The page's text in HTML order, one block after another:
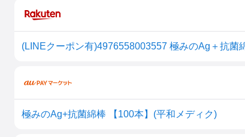
(LINEクーポン有)4976558003557 極みのAg＋抗菌
極みのAg+抗菌綿棒 【100本】(平和メディク)